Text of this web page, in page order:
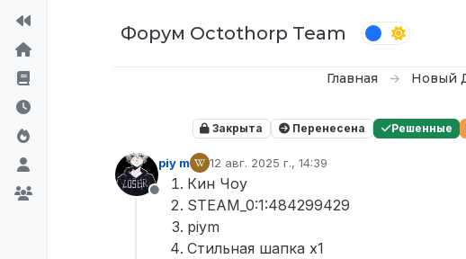
Форум Octothorp Team
Главная Новый
Закрыта Перенесена Решенные
Не в сети
piy m 12 авг. 2025 г., 14:39
отредактировано
Кин Чоу
STEAM_0:1:484299429
piym
Стильная шапка x1